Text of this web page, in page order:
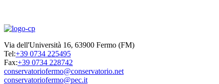
Via dell'Università 16, 63900 Fermo (FM)
Tel:+39 0734 225495
Fax:+39 0734 228742
conservatoriofermo@conservatorio.net
conservatoriofermo@pec.it